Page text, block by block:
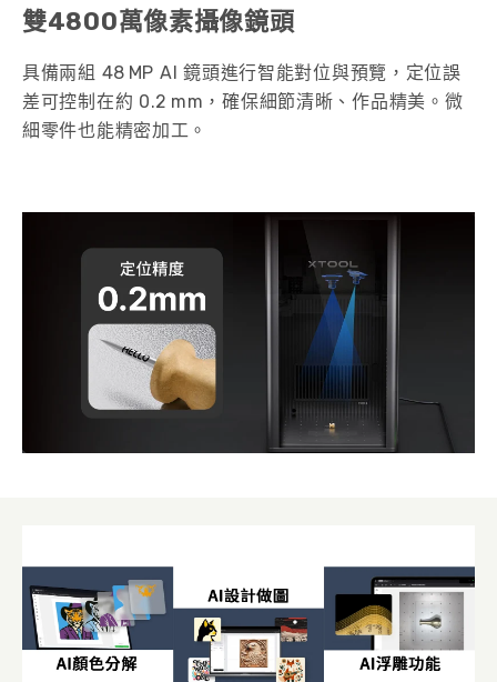
雙4800萬像素攝像鏡頭
具備兩組 48 MP AI 鏡頭進行智能對位與預覽，定位誤
差可控制在約 0.2 mm，確保細節清晰、作品精美。微
細零件也能精密加工。